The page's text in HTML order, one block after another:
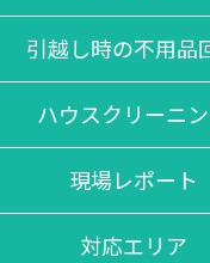
引越し時の不用品
ハウスクリーニ
現場レポート
対応エリア